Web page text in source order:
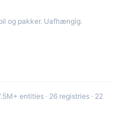
og pakker. Uafhængig.
entities · 26 registries · 22